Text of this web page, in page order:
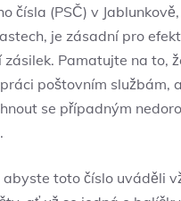
čísla (PSČ) v
je zásadní pro
Pamatujte na to,
poštovním službám,
se případným
abyste toto číslo uváděli